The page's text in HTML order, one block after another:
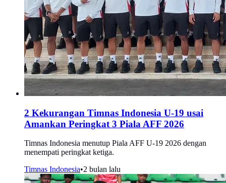
2 Kekurangan Timnas Indonesia U-19 usai
Amankan Peringkat 3 Piala AFF 2026
Timnas Indonesia menutup Piala AFF U-19 2026 dengan
menempati peringkat ketiga.
Timnas Indonesia•2 bulan lalu